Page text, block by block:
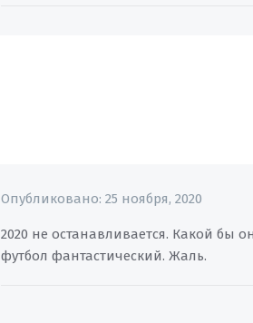
Опубликовано:25 ноября, 2020
2020 не останавливается. Какой
футбол фантастический. Жаль.